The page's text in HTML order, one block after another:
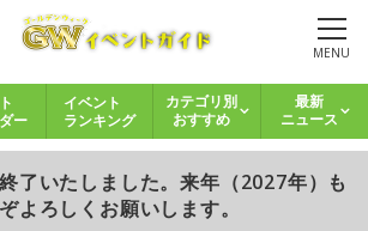
MENU
ー
イベント
ランキング
カテゴリ別
おすすめ
最新
ニュース
了いたしました。来年（2027年）も
よろしくお願いします。